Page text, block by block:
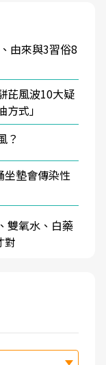
由來與3習俗8
芘風波10大疑
式」
？
坐墊會傳染性
雙氧水、白藥
對